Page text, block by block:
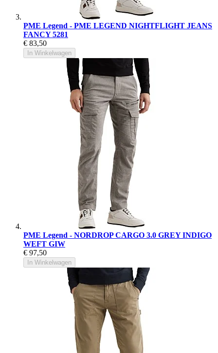
PME Legend - PME LEGEND NIGHTFLIGHT JEANS
FANCY 5281
€ 83,50
In Winkelwagen
PME Legend - NORDROP CARGO 3.0 GREY INDIGO
WEFT GIW
€ 97,50
In Winkelwagen